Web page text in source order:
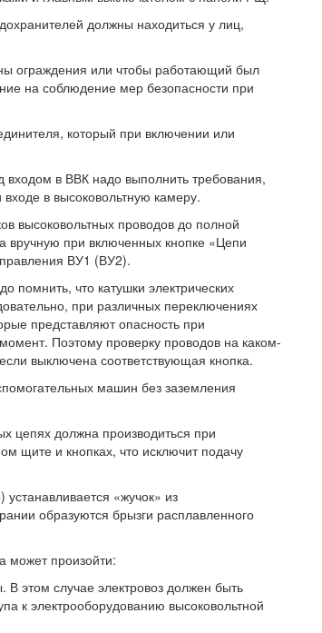
должны находиться у лиц,
ограждения или чтобы работающий был
на соблюдение мер безопасности при
который при включении или
входом в ВВК надо выполнить требования,
в высоковольтную камеру.
высоковольтных проводов до полной
вручную при включенных кнопке «Цепи
ВУ1 (ВУ2).
помнить, что катушки электрических
при различных переключениях
представляют опасность при
Поэтому проверку проводов на каком-
выключена соответствующая кнопка.
машин без заземления
цепях должна производиться при
щите и кнопках, что исключит подачу
«жучок» из
образуются брызги расплавленного
может произойти:
В этом случае электровоз должен быть
к электрооборудованию высоковольтной